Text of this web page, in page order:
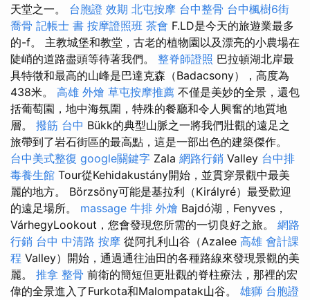
天堂之一。 台胞證 效期 北屯按摩 台中整骨 台中楓樹6街
喬骨 記帳士 書 按摩證照班 茶會 F.LD是今天的旅遊業最多
的-f。 主教城堡和教堂，古老的植物園以及漂亮的小農場在
陡峭的道路盡頭等待著我們。 整脊師證照 巴拉頓湖北岸最
具特徵和最高的山峰是巴達克森（Badacsony），高度為
438米。 高雄 外燴 草屯按摩推薦 不僅是美妙的全景，還包
括葡萄園，地中海氛圍，特殊的餐廳和令人興奮的地質地
層。 撥筋 台中 Bükk的典型山脈之一將我們壯觀的遠足之
旅帶到了岩石街區的最高點，這是一部出色的建築傑作。
台中美式整復 google關鍵字 Zala 網路行銷 Valley 台中排
毒養生館 Tour從Kehidakustány開始，並貫穿景觀中最美
麗的地方。 Börzsöny可能是基拉利（Királyré）最受歡迎
的遠足場所。 massage 牛排 外燴 Bajdó湖，Fenyves，
VárhegyLookout，您會發現您所需的一切良好之旅。 網路
行銷 台中 中清路 按摩 從阿扎利山谷（Azalee 高雄 會計課
程 Valley）開始，通過通往油田的各種路線來發現景觀的美
麗。 推拿 整骨 前衛的簡短但更壯觀的脊柱療法，那裡的宏
偉的全景進入了Furkota和Malompatak山谷。 雄獅 台胞證